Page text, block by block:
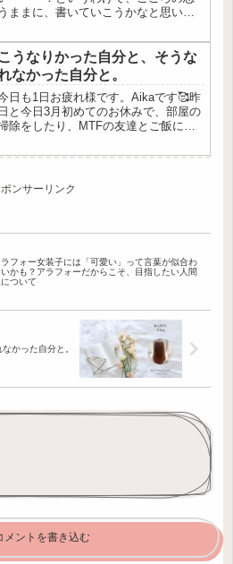
うままに、書いていこうかなと思いま
ろん女の子として過ごしている私。
お洋服も女の子だし、メイクも髪の毛
巻いて、本来の自分って感じ。「イ
感じ。...
こうなりかった自分と、そうな
なかった自分と。
日も1日お疲れ様です。Aikaです🥰昨
日と今日3月初めてのお休みで、部屋の
除をしたり、MTFの友達とご飯にい
。体もさすがに疲れているので午前
、お風呂に入ってなんとなく...
ンサーリンク
ラフォー女装子には「可愛い」って言葉が似合わ
かも？アラフォーだからこそ、目指したい人間
ついて
かった自分と。
メントを書き込む